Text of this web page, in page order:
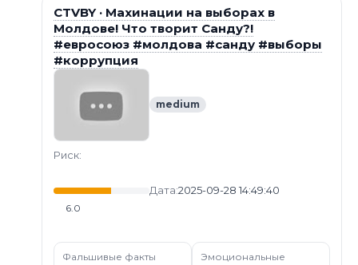
CTVBY · Махинации на выборах в
Молдове! Что творит Санду?!
#евросоюз #молдова #санду #выборы
#коррупция
medium
Риск:
6.0
Дата:2025-09-28 14:49:40
Фальшивые факты
Эмоциональные